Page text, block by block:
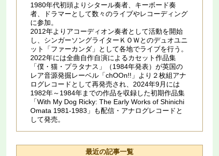
1980年代初頭よりシタール奏者、キーボード奏
者、ドラマーとして数々のライブやレコーディング
に参加。
2012年よりアコーディオン奏者として活動を開始
し、シンガーソングライターＫＯＷとのデュオユニ
ット「ファーカンダ」として各地でライブを行う。
2022年には全曲自作自演によるカセット作品集
「僕・猫・プラタナス」（1984年発表）が英国の
レア音源発掘レーベル「chOOn!!」より２枚組アナ
ログレコードとして再発売され、2024年9月には
1982年～1984年までの作品を収録した初期作品集
「With My Dog Ricky: The Early Works of Shinichi
Omata 1981​-​1983」も配信・アナログレコードと
して発売。
最近の記事一覧